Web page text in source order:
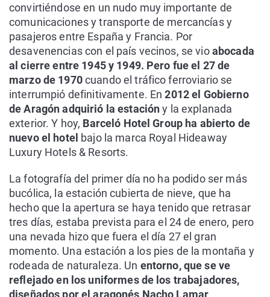
convirtiéndose en un nudo muy importante de
comunicaciones y transporte de mercancías y
pasajeros entre España y Francia. Por
desavenencias con el país vecinos, se vioabocada
al cierre entre 1945 y 1949. Pero fue el 27 de
marzo de 1970cuando el tráfico ferroviario se
interrumpió definitivamente. En2012 el Gobierno
de Aragón adquirió la estacióny la explanada
exterior. Y hoy, Barceló Hotel Group ha abierto de
nuevo el hotel bajo la marca Royal Hideaway
Luxury Hotels & Resorts.
La fotografía del primer día no ha podido ser más
bucólica, la estación cubierta de nieve, que ha
hecho que la apertura se haya tenido que retrasar
tres días, estaba prevista para el 24 de enero, pero
una nevada hizo que fuera el día 27 el gran
momento. Una estación a los pies de la montaña y
rodeada de naturaleza. Un entorno, que se ve
reflejado en los uniformes de los trabajadores,
diseñados por el aragonés Nacho Lamar